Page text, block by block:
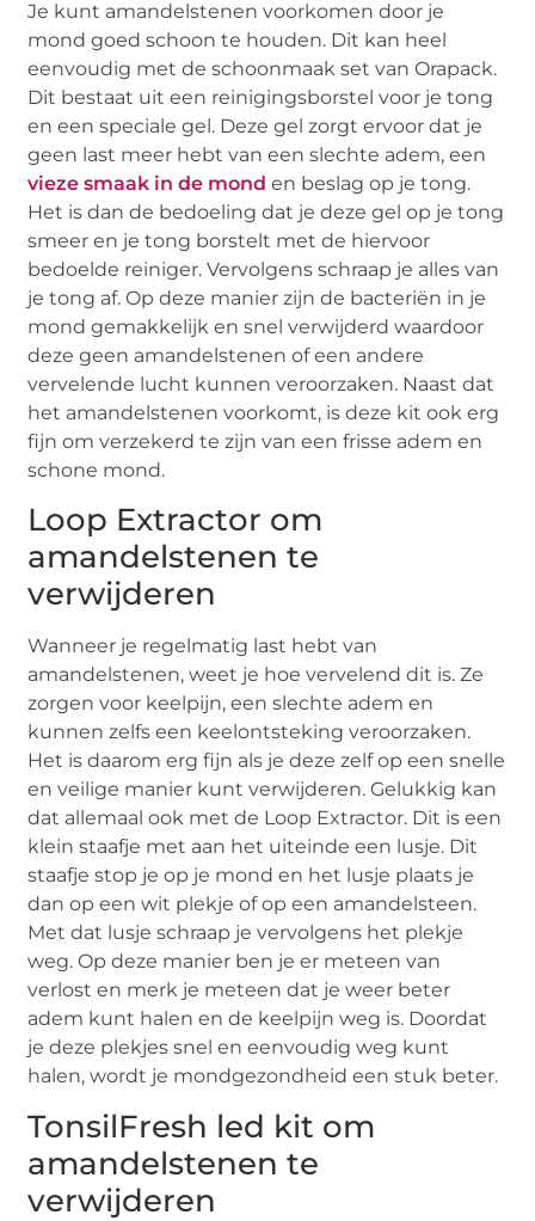
Je kunt amandelstenen voorkomen door je
mond goed schoon te houden. Dit kan heel
eenvoudig met de schoonmaak set van Orapack.
Dit bestaat uit een reinigingsborstel voor je tong
en een speciale gel. Deze gel zorgt ervoor dat je
geen last meer hebt van een slechte adem, een
vieze smaak in de mond en beslag op je tong.
Het is dan de bedoeling dat je deze gel op je tong
smeer en je tong borstelt met de hiervoor
bedoelde reiniger. Vervolgens schraap je alles van
je tong af. Op deze manier zijn de bacteriën in je
mond gemakkelijk en snel verwijderd waardoor
deze geen amandelstenen of een andere
vervelende lucht kunnen veroorzaken. Naast dat
het amandelstenen voorkomt, is deze kit ook erg
fijn om verzekerd te zijn van een frisse adem en
schone mond.
Loop Extractor om
amandelstenen te
verwijderen
Wanneer je regelmatig last hebt van
amandelstenen, weet je hoe vervelend dit is. Ze
zorgen voor keelpijn, een slechte adem en
kunnen zelfs een keelontsteking veroorzaken.
Het is daarom erg fijn als je deze zelf op een snelle
en veilige manier kunt verwijderen. Gelukkig kan
dat allemaal ook met de Loop Extractor. Dit is een
klein staafje met aan het uiteinde een lusje. Dit
staafje stop je op je mond en het lusje plaats je
dan op een wit plekje of op een amandelsteen.
Met dat lusje schraap je vervolgens het plekje
weg. Op deze manier ben je er meteen van
verlost en merk je meteen dat je weer beter
adem kunt halen en de keelpijn weg is. Doordat
je deze plekjes snel en eenvoudig weg kunt
halen, wordt je mondgezondheid een stuk beter.
TonsilFresh led kit om
amandelstenen te
verwijderen